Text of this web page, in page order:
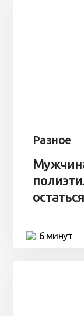
Разное
6 минут